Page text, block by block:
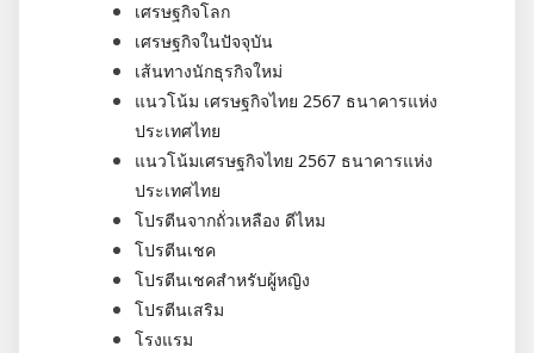
เศรษฐกิจโลก
เศรษฐกิจในปัจจุบัน
เส้นทางนักธุรกิจใหม่
แนวโน้ม เศรษฐกิจไทย 2567 ธนาคารแห่ง
ประเทศไทย
แนวโน้มเศรษฐกิจไทย 2567 ธนาคารแห่ง
ประเทศไทย
โปรตีนจากถั่วเหลือง ดีไหม
โปรตีนเชค
โปรตีนเชคสำหรับผู้หญิง
โปรตีนเสริม
โรงแรม